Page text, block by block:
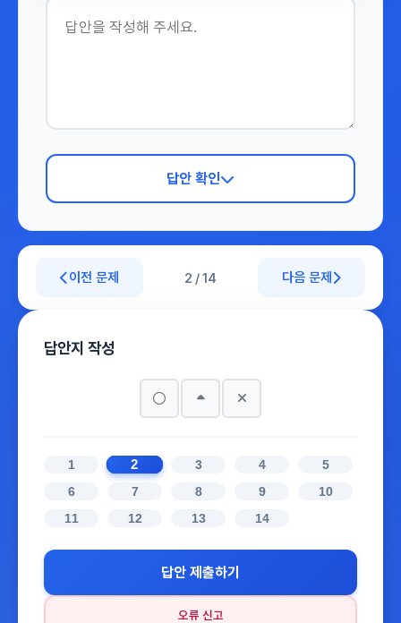
답안 확인
이전 문제 2 / 14 다음 문제
답안지 작성
1 2 3 4
5
6
7 8 9
10
11
12 13 14
답안 제출하기
오류 신고